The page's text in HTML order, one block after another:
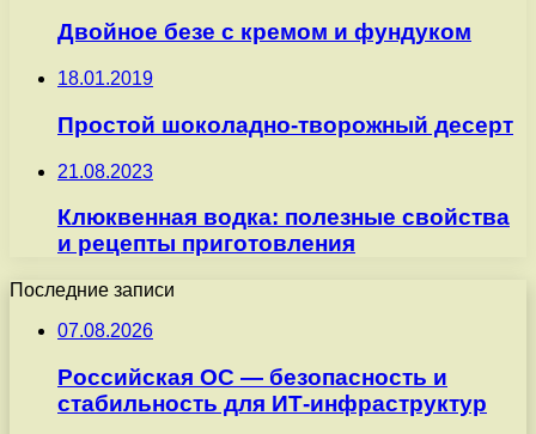
Двойное безе с кремом и фундуком
18.01.2019
Простой шоколадно-творожный десерт
21.08.2023
Клюквенная водка: полезные свойства
и рецепты приготовления
Последние записи
07.08.2026
Российская ОС — безопасность и
стабильность для ИТ-инфраструктур